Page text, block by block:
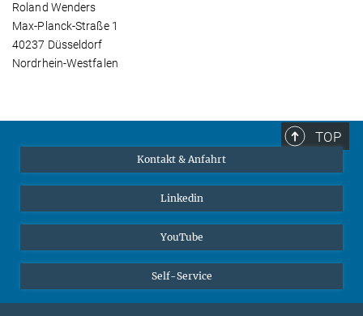
Roland Wenders
Max-Planck-Straße 1
40237 Düsseldorf
Nordrhein-Westfalen
TOP
Kontakt & Anfahrt
Linkedin
YouTube
Self-Service